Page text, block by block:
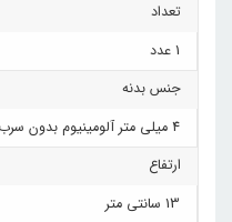
تعداد
1 عدد
جنس بدنه
4 میلی متر آلومینیوم بدون سرب
ارتفاع
13 سانتی متر